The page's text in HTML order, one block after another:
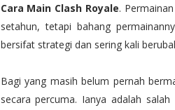
Cara Main Clash Royale.
setahun, tetapi bahang
bersifat strategi dan sering kali
Bagi yang masih belum pernah
secara percuma. Ianya adalah